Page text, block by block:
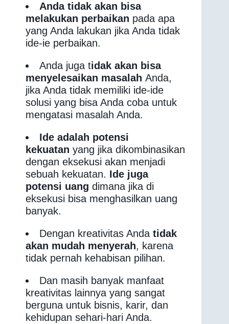
Anda tidak akan bisa
melakukan perbaikan pada apa
yang Anda lakukan jika Anda tidak
ide-ie perbaikan.
Anda juga tidak akan bisa
menyelesaikan masalah Anda,
jika Anda tidak memiliki ide-ide
solusi yang bisa Anda coba untuk
mengatasi masalah Anda.
Ide adalah potensi
kekuatan yang jika dikombinasikan
dengan eksekusi akan menjadi
sebuah kekuatan. Ide juga
potensi uang dimana jika di
eksekusi bisa menghasilkan uang
banyak.
Dengan kreativitas Anda tidak
akan mudah menyerah, karena
tidak pernah kehabisan pilihan.
Dan masih banyak manfaat
kreativitas lainnya yang sangat
berguna untuk bisnis, karir, dan
kehidupan sehari-hari Anda.